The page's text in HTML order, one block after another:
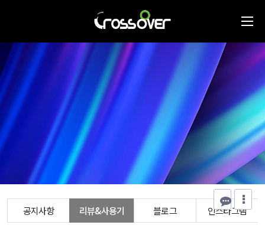
공지사항 리뷰&사용기 블로그 인스타그램